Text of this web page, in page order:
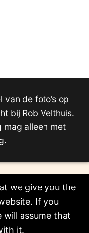
van de foto’s op
bij Rob Velthuis.
mag alleen met
we give you the
If you
will assume that
it.